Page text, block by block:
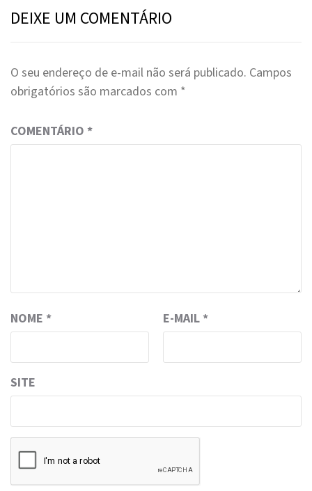
DEIXE UM COMENTÁRIO
O seu endereço de e-mail não será publicado. Campos
obrigatórios são marcados com *
COMENTÁRIO *
NOME * E-MAIL *
SITE